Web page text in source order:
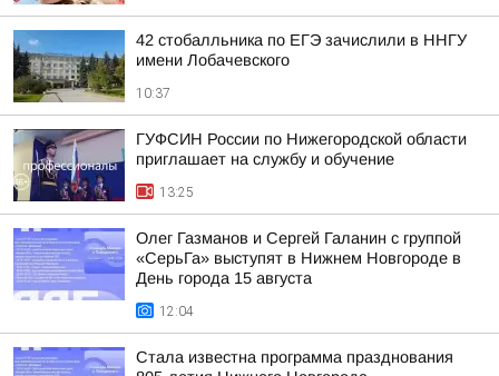
42 стобалльника по ЕГЭ зачислили в ННГУ
имени Лобачевского
10:37
ГУФСИН России по Нижегородской области
приглашает на службу и обучение
13:25
Олег Газманов и Сергей Галанин с группой
«СерьГа» выступят в Нижнем Новгороде в
День города 15 августа
12:04
Стала известна программа празднования